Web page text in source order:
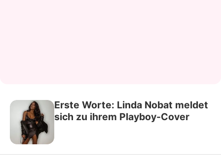
Erste Worte: Linda Nobat meldet
sich zu ihrem Playboy-Cover